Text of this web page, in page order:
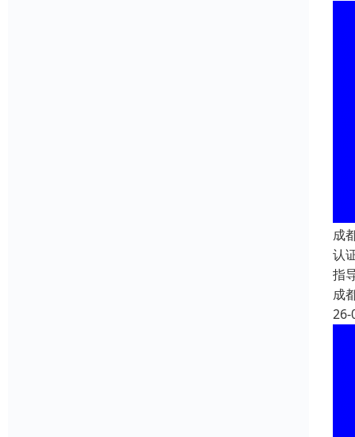
成
认
指
成
26-